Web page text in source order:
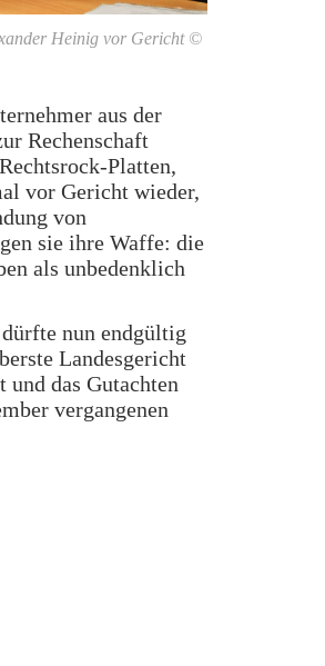
Heinig vor Gericht ©
aus der
Rechenschaft
Platten,
vor Gericht wieder,
von
sie ihre Waffe: die
als unbedenklich
nun endgültig
Landesgericht
das Gutachten
vergangenen